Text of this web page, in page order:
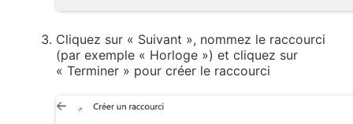
Cliquez sur « Suivant », nommez le raccourci
(par exemple « Horloge ») et cliquez sur
« Terminer » pour créer le raccourci